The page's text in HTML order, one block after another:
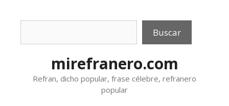
Buscar
mirefranero.com
Refran, dicho popular, frase célebre, refranero
popular